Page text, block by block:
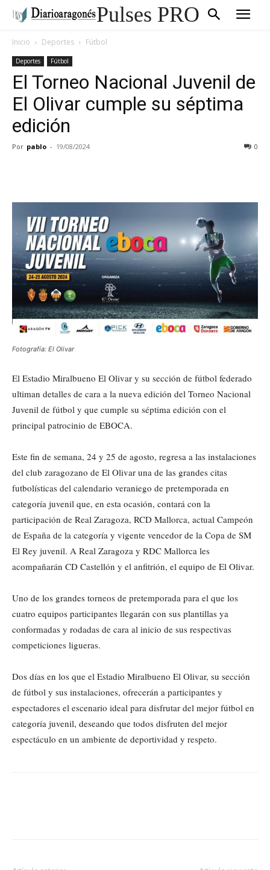
Pulses PRO
Inicio Deportes Fútbol
Deportes Fútbol
El Torneo Nacional Juvenil de
El Olivar cumple su séptima
edición
Por pablo - 19/08/2024 0
Fotografía: El Olivar
El Estadio Miralbueno El Olivar y su sección de fútbol federado
ultiman detalles de cara a la nueva edición del Torneo Nacional
Juvenil de fútbol y que cumple su séptima edición con el
principal patrocinio de EBOCA.
Este fin de semana, 24 y 25 de agosto, regresa a las instalaciones
del club zaragozano de El Olivar una de las grandes citas
futbolísticas del calendario veraniego de pretemporada en
categoría juvenil que, en esta ocasión, contará con la
participación de Real Zaragoza, RCD Mallorca, actual Campeón
de España de la categoría y vigente vencedor de la Copa de SM
El Rey juvenil. A Real Zaragoza y RDC Mallorca les
acompañarán CD Castellón y el anfitrión, el equipo de El Olivar.
Uno de los grandes torneos de pretemporada para el que los
cuatro equipos participantes llegarán con sus plantillas ya
conformadas y rodadas de cara al inicio de sus respectivas
competiciones ligueras.
Dos días en los que el Estadio Miralbueno El Olivar, su sección
de fútbol y sus instalaciones, ofrecerán a participantes y
espectadores el escenario ideal para disfrutar del mejor fútbol en
categoría juvenil, deseando que todos disfruten del mejor
espectáculo en un ambiente de deportividad y respeto.